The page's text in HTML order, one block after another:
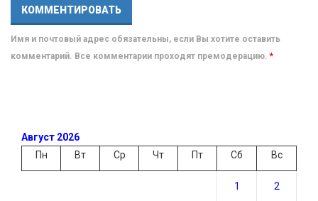
Имя и почтовый адрес обязательны, если Вы хотите оставить
комментарий. Все комментарии проходят премодерацию. *
Август 2026
Пн
Вт Ср Чт Пт Сб Вс
1 2